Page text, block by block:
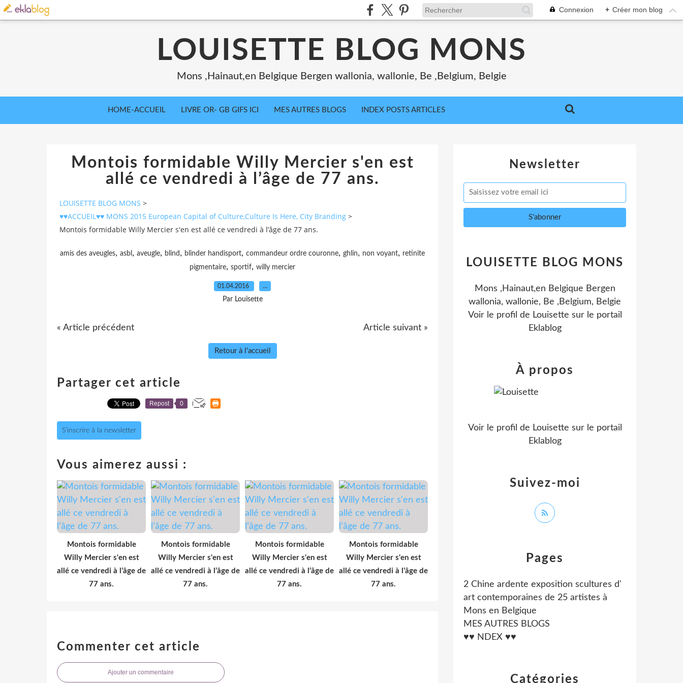
Connexion + Créer mon blog
LOUISETTE BLOG MONS
Mons ,Hainaut,en Belgique Bergen wallonia, wallonie, Be ,Belgium, Belgie
HOME-ACCUEIL LIVRE OR- GB GIFS ICI MES AUTRES BLOGS INDEX POSTS ARTICLES
Montois formidable Willy Mercier s'en est
allé ce vendredi à l’âge de 77 ans.
LOUISETTE BLOG MONS >
♥♥ACCUEIL♥♥ MONS 2015 European Capital of Culture,Culture Is Here, City Branding >
Montois formidable Willy Mercier s'en est allé ce vendredi à l’âge de 77 ans.
amis des aveugles, asbl , aveugle, blind , blinder handisport, commandeur ordre couronne, ghlin, non voyant, retinite
pigmentaire, sportif, willy mercier
01.04.2016 …
Par Louisette
« Article précédent Article suivant »
Retour à l'accueil
Partager cet article
Repost 0
S'inscrire à la newsletter
Vous aimerez aussi :
Montois formidable
Willy Mercier s'en est
allé ce vendredi à l’âge de
77 ans.
Montois formidable
Willy Mercier s'en est
allé ce vendredi à l’âge de
77 ans.
Montois formidable
Willy Mercier s'en est
allé ce vendredi à l’âge de
77 ans.
Montois formidable
Willy Mercier s'en est
allé ce vendredi à l’âge de
77 ans.
Commenter cet article
Ajouter un commentaire
Newsletter
Catégories
Pages
2 Chine ardente exposition scultures d'
art contemporaines de 25 artistes à
Mons en Belgique
MES AUTRES BLOGS
♥♥ NDEX ♥♥
LOUISETTE BLOG MONS
Mons ,Hainaut,en Belgique Bergen
wallonia, wallonie, Be ,Belgium, Belgie
Voir le profil de Louisette sur le portail
Eklablog
Suivez-moi
À propos
Voir le profil de Louisette sur le portail
Eklablog